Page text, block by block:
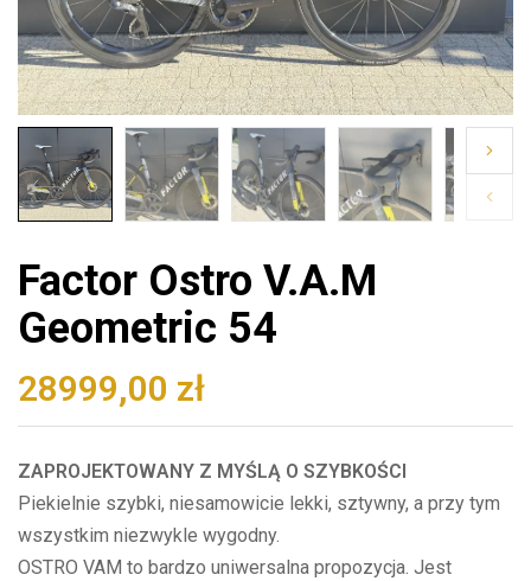
Factor Ostro V.A.M
Geometric 54
28999,00 zł
ZAPROJEKTOWANY Z MYŚLĄ O SZYBKOŚCI
Piekielnie szybki, niesamowicie lekki, sztywny, a przy tym
wszystkim niezwykle wygodny.
OSTRO VAM to bardzo uniwersalna propozycja. Jest